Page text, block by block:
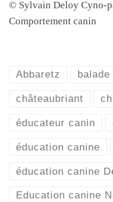
© Sylvain Deloy Cyno-
Comportement canin
Abbaretz
châteaubriant
éducateur canin
éducation canine
éducation canine
Education canine